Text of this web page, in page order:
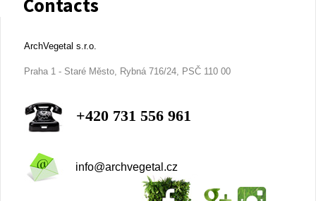
ArchVegetal s.r.o.
Praha 1 - Staré Město, Rybná 716/24, PSČ 110 00
+420 731 556 961
info@archvegetal.cz